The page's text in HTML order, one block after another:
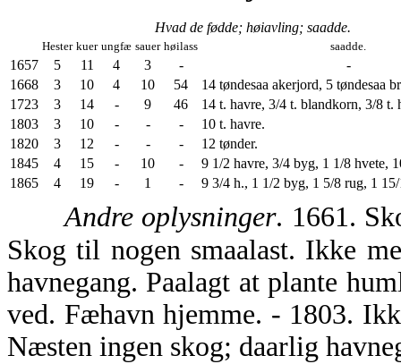
Hvad de fødde; høiavling; saadde.
Hester kuer ungfæ sauer høilass saadde.
1657 5 11 4 3 -
-
1668
3 10 4 10 54
14 tøndesaa akerjord, 5 tøndesaa
1723
3 14 - 9 46
14 t. havre, 3/4 t. blandkorn, 3/8 t.
1803
3 10 - - -
10 t. havre.
1820
3 12 - - -
12 tønder.
1845
4 15 - 10 -
9 1/2 havre, 3/4 byg, 1 1/8 hvete,
1865
4 19 - 1 - 9 3/4 h., 1 1/2 byg, 1 5/8 rug, 1
Andre oplysninger. 1661.
Skog til nogen smaalast. Ikke
havnegang. Paalagt at plante
ved. Fæhavn hjemme. - 1803.
Næsten ingen skog; daarlig